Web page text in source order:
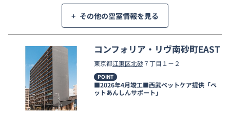
+ その他の空室情報を見る
コンフォリア・リヴ南砂町EAST
東京都江東区北砂７丁目１－２
POINT
■2026年4月竣工■西武ペットケア提供「ペ
ットあんしんサポート」